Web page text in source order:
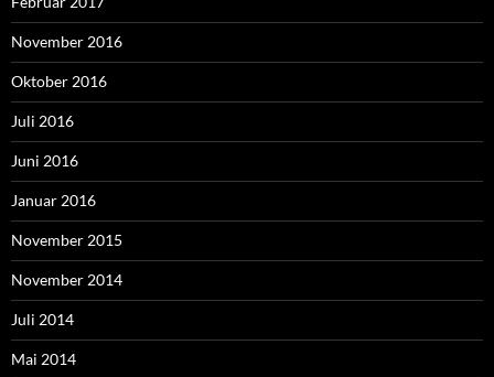
November 2016
Oktober 2016
Juli 2016
Juni 2016
Januar 2016
November 2015
November 2014
Juli 2014
Mai 2014